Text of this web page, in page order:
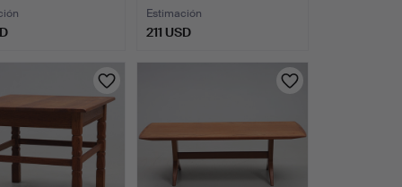
Estimación
211 USD